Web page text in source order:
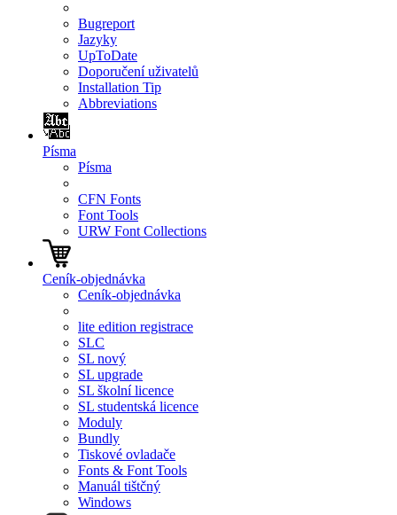
Bugreport
Jazyky
UpToDate
Doporučení uživatelů
Installation Tip
Abbreviations
Písma
Písma
CFN Fonts
Font Tools
URW Font Collections
Ceník-objednávka
Ceník-objednávka
lite edition registrace
SLC
SL nový
SL upgrade
SL školní licence
SL studentská licence
Moduly
Bundly
Tiskové ovladače
Fonts & Font Tools
Manuál tištčný
Windows